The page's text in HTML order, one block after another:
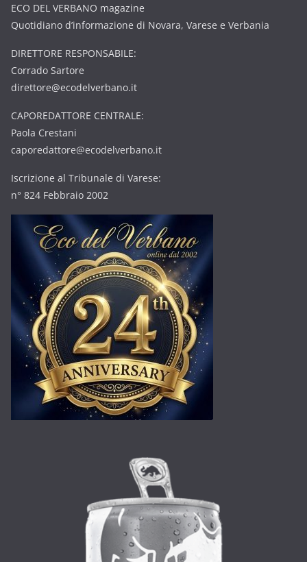
ECO DEL VERBANO magazine
Quotidiano d’informazione di Novara, Varese e Verbania
DIRETTORE RESPONSABILE:
Corrado Sartore
direttore@ecodelverbano.it
CAPOREDATTORE CENTRALE:
Paola Crestani
caporedattore@ecodelverbano.it
Iscrizione al Tribunale di Varese:
n° 824 Febbraio 2002